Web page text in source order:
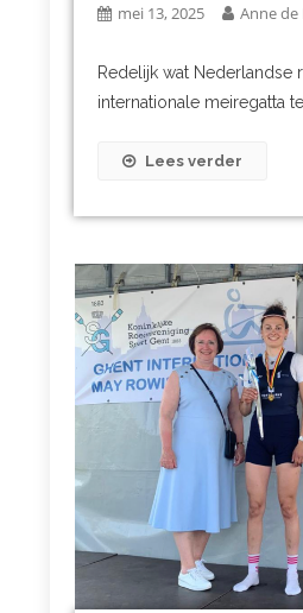
mei 13, 2025 Anne de
Redelijk wat
internationale meiregatta
Lees verder